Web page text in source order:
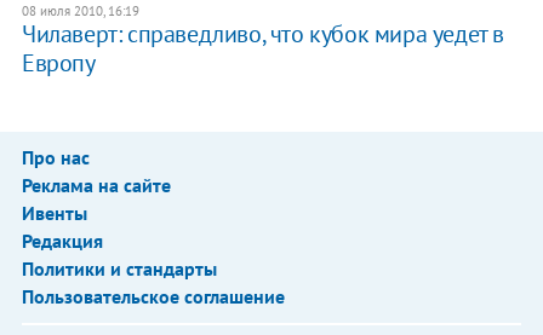
08 июля 2010, 16:19
Чилаверт: справедливо, что кубок мира уедет в
Европу
Про нас
Реклама на сайте
Ивенты
Редакция
Политики и стандарты
Пользовательское соглашение